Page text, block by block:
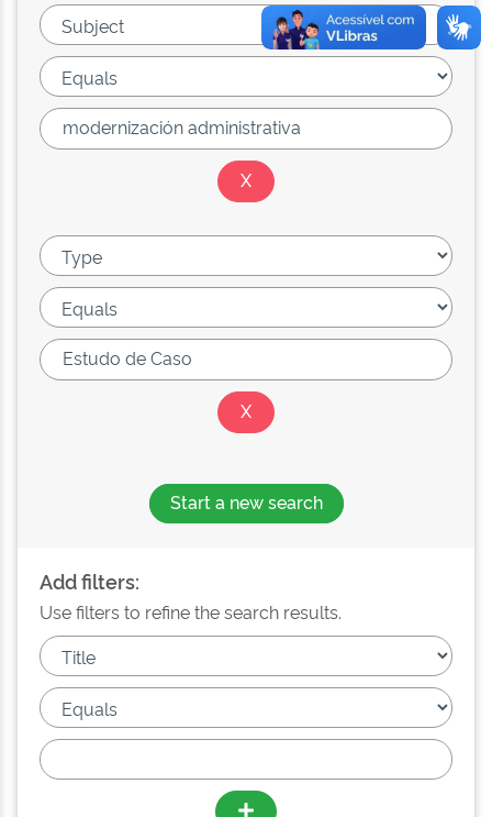
Start a new search
Add filters:
Use filters to refine the search results.